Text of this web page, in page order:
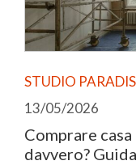
STUDIO
13/05/2026
Comprare
davvero?